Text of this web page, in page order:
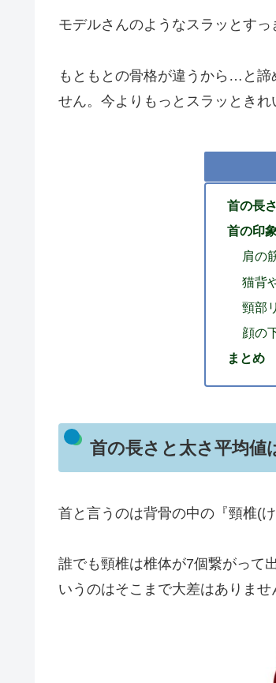
モデルさんのようなスラッとす
もともとの骨格が違うから…と諦
せん。今よりもっとスラッときれ
首の長
首の印
肩の
猫背
頸部
顔の
まとめ
首の長さと太さ平均値
首と言うのは背骨の中の『頸椎(
誰でも頸椎は椎体が7個繋がって
いうのはそこまで大差はありませ